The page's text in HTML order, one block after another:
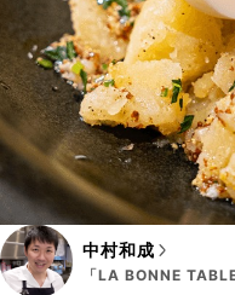
中村和成
「LA BONNE